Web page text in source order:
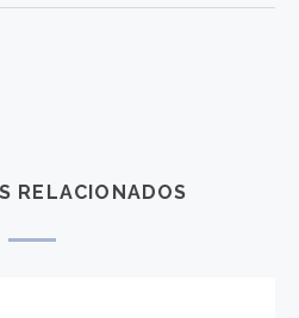
RELACIONADOS